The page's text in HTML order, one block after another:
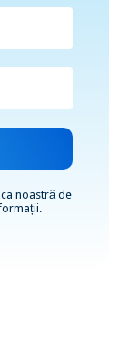
noastră de